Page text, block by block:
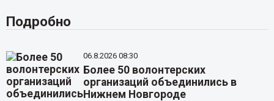
Подробно
06.8.2026 08:30
Более 50 волонтерских
организаций объединились в
Нижнем Новгороде